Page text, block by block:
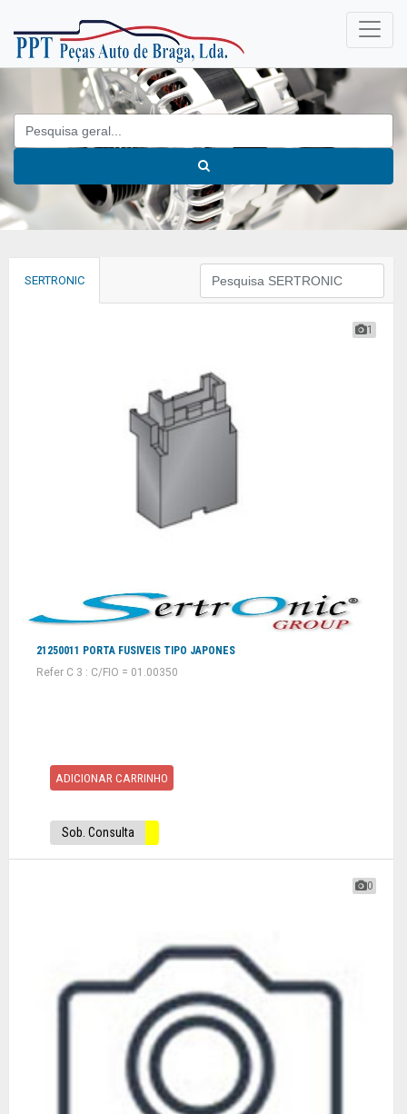
SERTRONIC
1
21250011 PORTA FUSIVEIS TIPO JAPONES
Refer C 3 : C/FIO = 01.00350
ADICIONAR CARRINHO
Sob. Consulta
0